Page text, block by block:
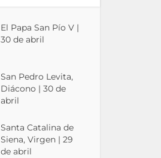
El Papa San Pío V |
30 de abril
San Pedro Levita,
Diácono | 30 de
abril
Santa Catalina de
Siena, Virgen | 29
de abril